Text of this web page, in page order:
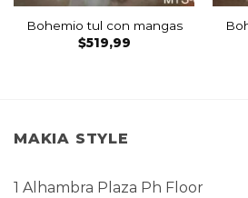
Bohemio tul con mangas
$519,99
MAKIA STYLE
1 Alhambra Plaza Ph Floor